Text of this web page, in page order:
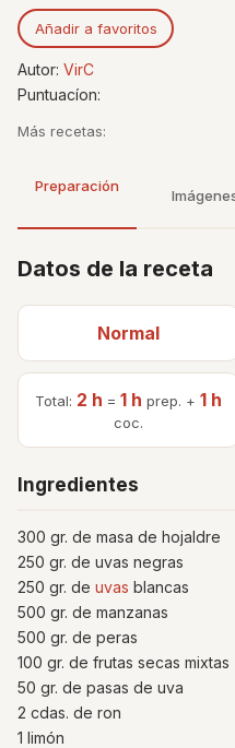
Añadir a favoritos
Autor: VirC
Puntuacíon:
Más recetas:
Preparación
Datos de la receta
Normal
Total: 2 h = 1 h prep. + 1 h
coc.
Ingredientes
300 gr. de masa de hojaldre
250 gr. de uvas negras
250 gr. de uvas blancas
500 gr. de manzanas
500 gr. de peras
100 gr. de frutas secas mixtas
50 gr. de pasas de uva
2 cdas. de ron
1 limón